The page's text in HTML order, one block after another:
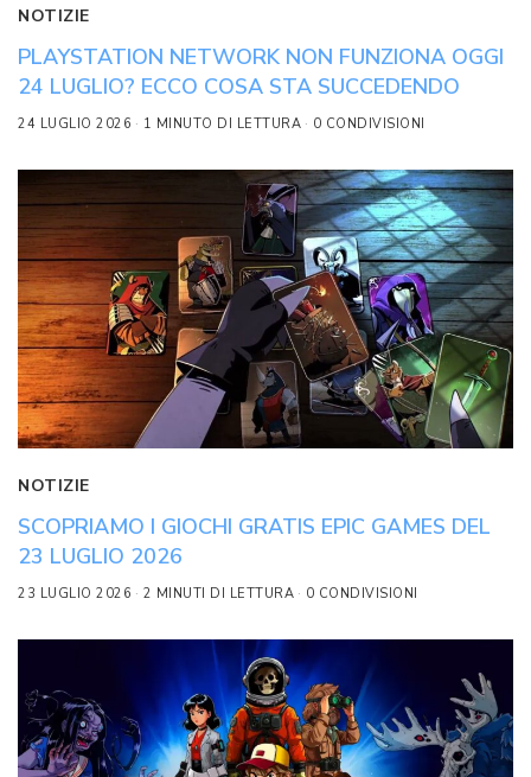
NOTIZIE
PLAYSTATION NETWORK NON FUNZIONA OGGI
24 LUGLIO? ECCO COSA STA SUCCEDENDO
24 LUGLIO 2026 1 MINUTO DI LETTURA 0 CONDIVISIONI
NOTIZIE
SCOPRIAMO I GIOCHI GRATIS EPIC GAMES DEL
23 LUGLIO 2026
23 LUGLIO 2026 2 MINUTI DI LETTURA 0 CONDIVISIONI